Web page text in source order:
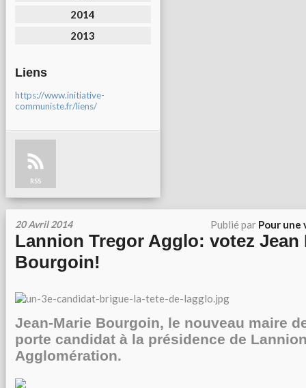
2014
2013
Liens
https://www.initiative-
communiste.fr/liens/
RSS
20 Avril 2014 Publié par Pour une
Lannion Tregor Agglo: votez Jean
Bourgoin!
Jean-Marie Bourgoin, le nouveau maire
porte candidat à la présidence de
Agglomération.